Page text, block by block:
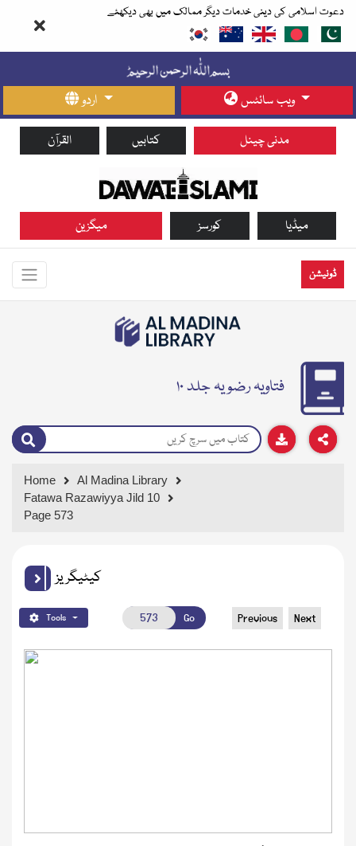
دعوت اسلامی کی دینی خدمات دیگر ممالک میں بھی دیکھئے
اردو ویب سائٹس
القرآن کتابیں مدنی چینل
میگزین کورسز میڈیا
ڈونیشن
فتاویہ رضویہ جلد ۱۰
Home
Al Madina Library
Fatawa Razawiyya Jild 10
Page 573
کیٹیگریز
Tools Go Previous Next